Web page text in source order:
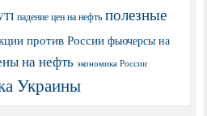
падение цен на нефть полезные
против России фьючерсы на
на нефть экономика России
Украины